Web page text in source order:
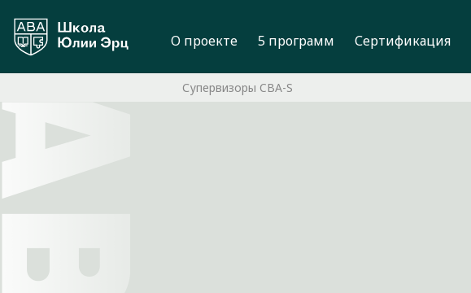
О проекте 5 программ Сертификация
Супервизоры CBA-S